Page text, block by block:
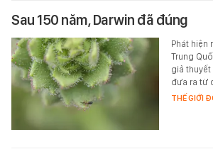
Sau 150 năm, Darwin đã đúng
Phát hiện
Trung
giả thuyết
đưa ra từ
THẾ GIỚI